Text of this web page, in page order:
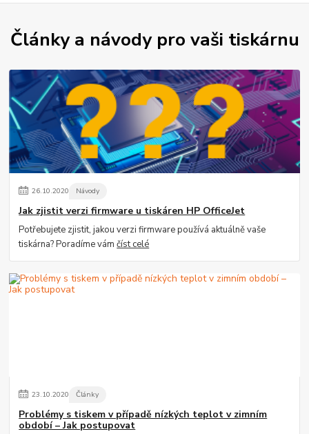
Články a návody pro vaši tiskárnu
26.10.2020 Návody
Jak zjistit verzi firmware u tiskáren HP OfficeJet
Potřebujete zjistit, jakou verzi firmware používá aktuálně vaše
tiskárna? Poradíme vámčíst celé
23.10.2020 Články
Problémy s tiskem v případě nízkých teplot v zimním
období – Jak postupovat